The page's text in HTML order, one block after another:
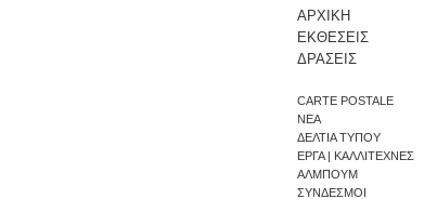
ΑΡΧΙΚΗ
ΕΚΘΕΣΕΙΣ
ΔΡΑΣΕΙΣ
CARTE POSTALE
ΝΕΑ
ΔΕΛΤΙΑ ΤΥΠΟΥ
ΕΡΓΑ | ΚΑΛΛΙΤΕΧΝΕΣ
ΑΛΜΠΟΥΜ
ΣΥΝΔΕΣΜΟΙ